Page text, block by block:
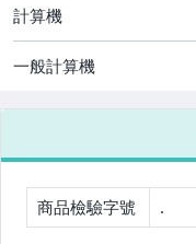
美容保養與彩妝
電腦、平板與周邊
嬰幼兒與孕婦
計算機
一般計算機
商品檢驗字號 .